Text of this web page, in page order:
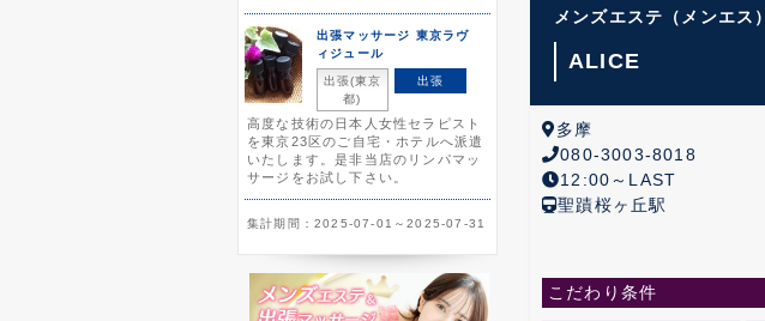
メンズエステ （メンエス）
ALICE
多摩
080-3003-8018
12:00～LAST
聖蹟桜ヶ丘駅
こだわり条件
出張マッサージ 東京ラヴ
ィジュール
出張(東京
都)
出張
高度な技術の日本人女性セラピスト
を東京23区のご自宅・ホテルへ派遣
いたします。是非当店のリンパマッ
サージをお試し下さい。
集計期間：2025-07-01～2025-07-31